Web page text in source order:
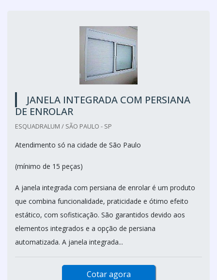
JANELA INTEGRADA COM PERSIANA
DE ENROLAR
ESQUADRALUM / SÃO PAULO - SP
Atendimento só na cidade de São Paulo
(mínimo de 15 peças)
A janela integrada com persiana de enrolar é um produto
que combina funcionalidade, praticidade e ótimo efeito
estático, com sofisticação. São garantidos devido aos
elementos integrados e a opção de persiana
automatizada. A janela integrada...
Cotar agora